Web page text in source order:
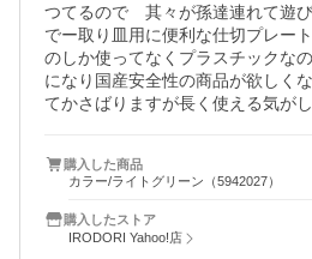
つてるので　其々が孫達連れて遊
でー取り皿用に便利な仕切プレー
のしか使ってなくプラスチックな
になり国産安全性の商品が欲しく
てかさばりますが長く使える気が
購入した商品
カラー/ライトグリーン（5942027）
購入したストア
IRODORI Yahoo!店